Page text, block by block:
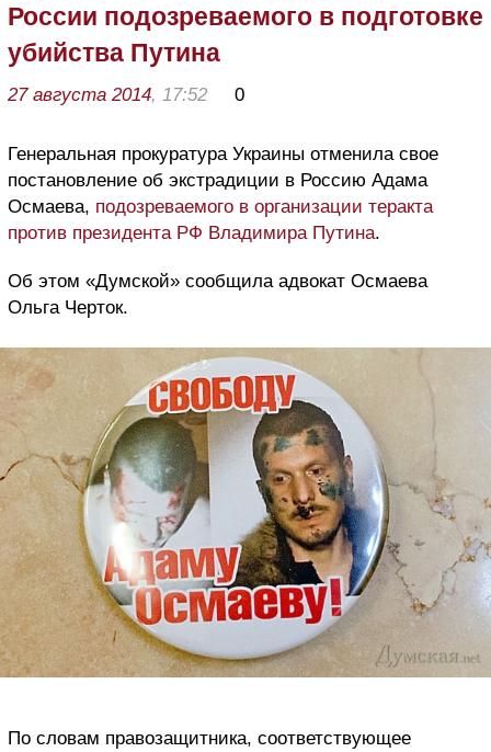
России подозреваемого в подготовке
убийства Путина
27 августа 2014, 17:52 0
Генеральная прокуратура Украины отменила свое
постановление об экстрадиции в Россию Адама
Осмаева, подозреваемого в организации теракта
против президента РФ Владимира Путина.
Об этом «Думской» сообщила адвокат Осмаева
Ольга Черток.
По словам правозащитника, соответствующее